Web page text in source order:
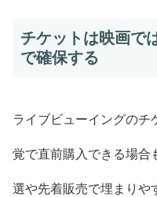
チケットは映画で
で確保する
ライブビューイングのチ
覚で直前購入できる場合
選や先着販売で埋まりや